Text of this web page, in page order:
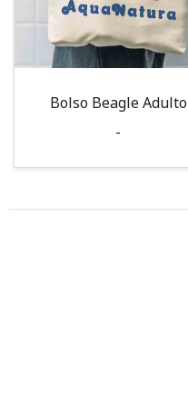
Bolso Beagle Adulto
-